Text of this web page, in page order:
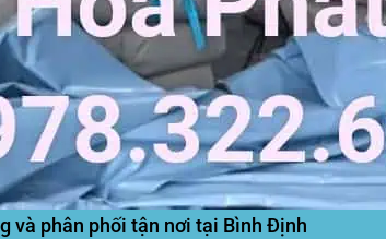
và phân phối tận nơi tại Bình Định